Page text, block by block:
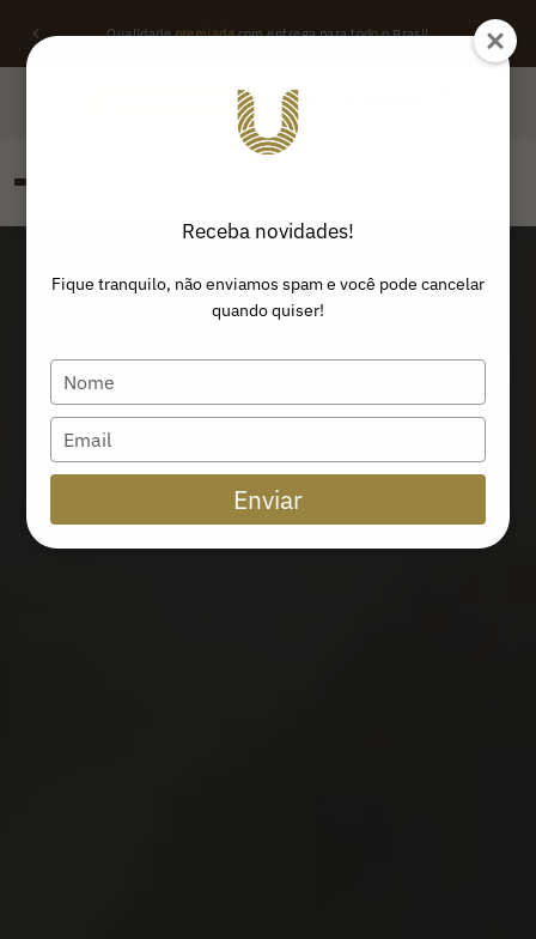
Qualidadepremiadacom entrega para todo o Brasil
ONDE ENCONTRAR
Buscar produtos:
Receba novidades!
Fique tranquilo, não enviamos spam e você pode cancelar
quando quiser!
Type
your
name
Type
your
email
Enviar